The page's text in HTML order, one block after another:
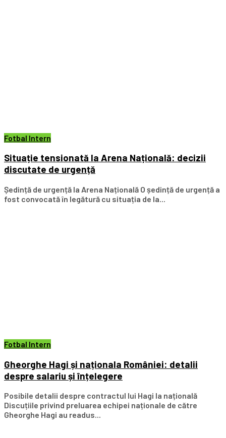
Fotbal Intern
Situație tensionată la Arena Națională: decizii
discutate de urgență
Ședință de urgență la Arena Națională O ședință de urgență a
fost convocată în legătură cu situația de la...
Fotbal Intern
Gheorghe Hagi și naționala României: detalii
despre salariu și înțelegere
Posibile detalii despre contractul lui Hagi la națională
Discuțiile privind preluarea echipei naționale de către
Gheorghe Hagi au readus...